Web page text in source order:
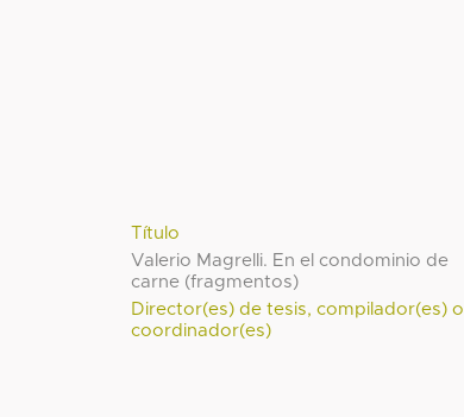
Título
Valerio Magrelli. En el condominio de
carne (fragmentos)
Director(es) de tesis, compilador(es) o
coordinador(es)